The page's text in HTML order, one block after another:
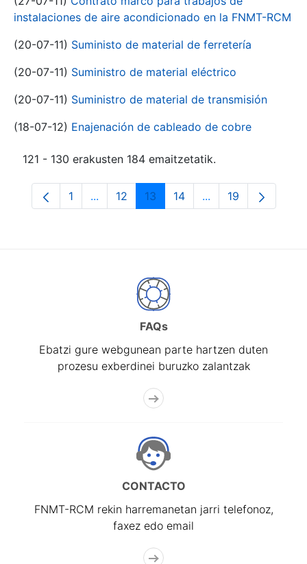
instalaciones de aire acondicionado en la FNMT-RCM
(20-07-11) Suministo de material de ferretería
(20-07-11) Suministro de material eléctrico
(20-07-11) Suministro de material de transmisión
(18-07-12) Enajenación de cableado de cobre
121 - 130 erakusten 184 emaitzetatik.
Orrialdea
1 ...Intermediate Pages Use TAB to navigate.
Orrialdea
12 Orrialdea
13 Orrialdea
14 ...Intermediate
Orrialdea
19
FAQs
Ebatzi gure webgunean parte hartzen duten
prozesu exberdinei buruzko zalantzak
CONTACTO
FNMT-RCM rekin harremanetan jarri telefonoz,
faxez edo email